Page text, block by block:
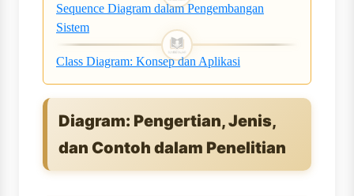
Sequence Diagram dalam Pengembangan
Sistem
Class Diagram: Konsep dan Aplikasi
Diagram: Pengertian, Jenis,
dan Contoh dalam Penelitian